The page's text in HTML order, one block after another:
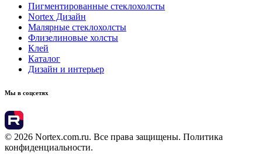
Пигментированные стеклохолсты
Nortex Дизайн
Малярные стеклохолсты
Флизелиновые холсты
Клей
Каталог
Дизайн и интерьер
Мы в соцсетях
© 2026 Nortex.com.ru. Все права защищены. Политика
конфиденциальности.